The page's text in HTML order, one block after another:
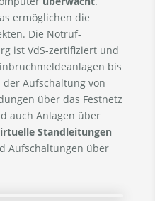
ermöglichen die
Die Notruf-
ist VdS-zertifiziert und
bis
der Aufschaltung von
über das Festnetz
auch Anlagen über
Standleitungen
Aufschaltungen über